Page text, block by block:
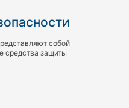
собой
средства защиты